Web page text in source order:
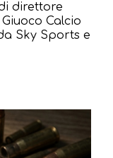
direttore
Calcio
Sky Sports e